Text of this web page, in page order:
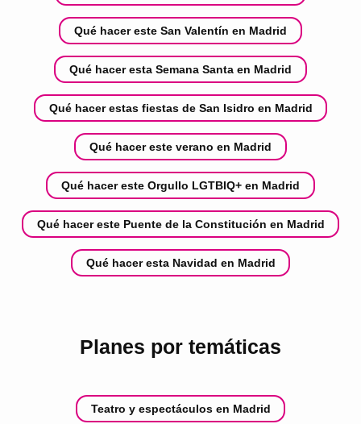
Qué hacer este San Valentín en Madrid
Qué hacer esta Semana Santa en Madrid
Qué hacer estas fiestas de San Isidro en Madrid
Qué hacer este verano en Madrid
Qué hacer este Orgullo LGTBIQ+ en Madrid
Qué hacer este Puente de la Constitución en Madrid
Qué hacer esta Navidad en Madrid
Planes por temáticas
Teatro y espectáculos en Madrid